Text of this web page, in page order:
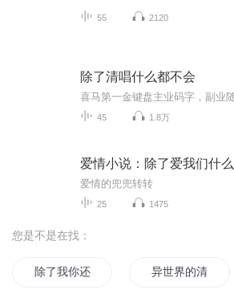
55 2120
除了清唱什么都不会
45 1.8万
爱情小说：除了爱我们什
爱情的兜兜转转
25 1475
您是不是在找：
除了我你还能爱谁 异世界的清除者